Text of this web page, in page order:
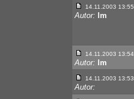
14.11.2003 13:55
Autor: lm
14.11.2003 13:54
Autor: lm
14.11.2003 13:53
Autor: